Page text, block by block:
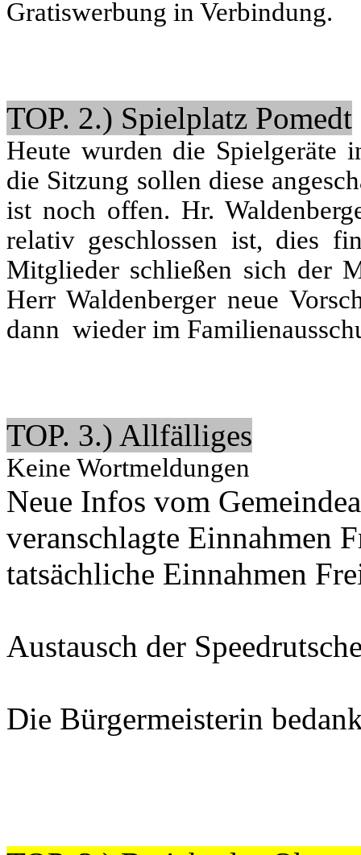
Gratiswerbung in Verbindung.
TOP. 2.) Spielplatz Pomedt
Heute wurden die Spielgeräte
die Sitzung sollen diese
ist noch offen. Hr.
relativ geschlossen ist, dies
Mitglieder schließen sich der
Herr Waldenberger neue
dann wieder im
TOP. 3.) Allfälliges
Keine Wortmeldungen
Neue Infos vom
veranschlagte
tatsächliche Einnahmen
Austausch der
Die Bürgermeisterin